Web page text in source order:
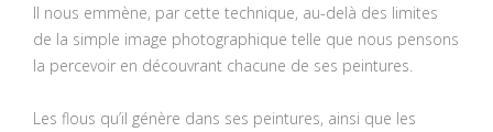
Il nous emmène, par cette technique, au-delà des limites
de la simple image photographique telle que nous pensons
la percevoir en découvrant chacune de ses peintures.
Les flous qu’il génère dans ses peintures, ainsi que les